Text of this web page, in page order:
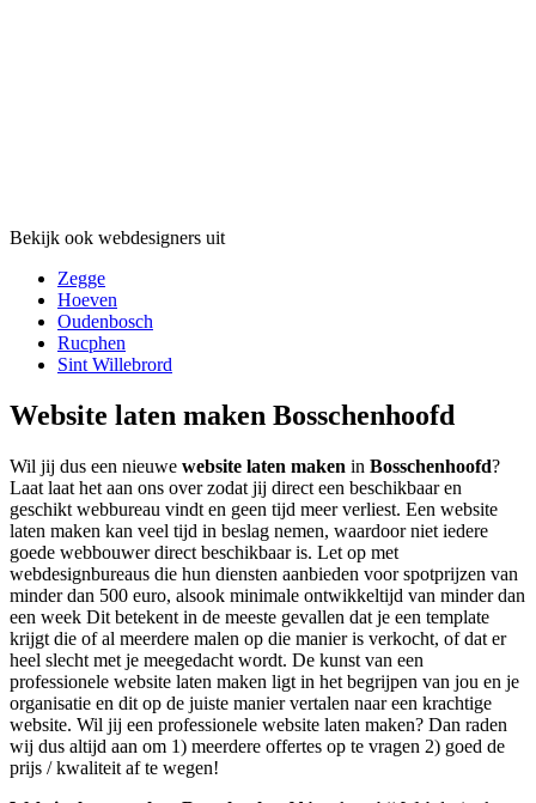
Bekijk ook webdesigners uit
Zegge
Hoeven
Oudenbosch
Rucphen
Sint Willebrord
Website laten maken Bosschenhoofd
Wil jij dus een nieuwe website laten maken in Bosschenhoofd?
Laat laat het aan ons over zodat jij direct een beschikbaar en
geschikt webbureau vindt en geen tijd meer verliest. Een website
laten maken kan veel tijd in beslag nemen, waardoor niet iedere
goede webbouwer direct beschikbaar is. Let op met
webdesignbureaus die hun diensten aanbieden voor spotprijzen van
minder dan 500 euro, alsook minimale ontwikkeltijd van minder dan
een week Dit betekent in de meeste gevallen dat je een template
krijgt die of al meerdere malen op die manier is verkocht, of dat er
heel slecht met je meegedacht wordt. De kunst van een
professionele website laten maken ligt in het begrijpen van jou en je
organisatie en dit op de juiste manier vertalen naar een krachtige
website. Wil jij een professionele website laten maken? Dan raden
wij dus altijd aan om 1) meerdere offertes op te vragen 2) goed de
prijs / kwaliteit af te wegen!